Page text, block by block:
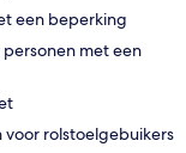
een beperking
met een
rolstoelgebuikers